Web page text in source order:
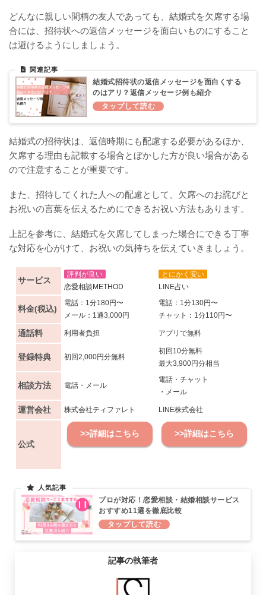
どんなに親しい間柄の友人であっても、結婚式を欠席する場
合には、招待状への返信メッセージを面白いものにすること
は避けるようにしましょう。
結婚式招待状の返信メッセージを面白くする
のはアリ？返信メッセージ例も紹介
結婚式の招待状は、返信時期にも配慮する必要があるほか、
欠席する理由も記載する場合とぼかした方が良い場合がある
ので注意することが重要です。
また、招待してくれた人への配慮として、欠席へのお詫びと
お祝いの言葉を伝えるためにできるお祝い方法もあります。
上記を参考に、結婚式を欠席してしまった場合にできる丁寧
な対応を心がけて、お祝いの気持ちを伝えていきましょう。
サービス
評判が良い
恋愛相談METHOD
とにかく安い
LINE占い
料金(税込)
電話：1分180円〜
メール：1通3,000円
電話：1分130円〜
チャット：1分110円〜
通話料 利用者負担 アプリで無料
登録特典 初回2,000円分無料
初回10分無料
最大3,900円分相当
相談方法 電話・メール
電話・チャット
・メール
運営会社 株式会社ティファレト LINE株式会社
公式
>>詳細はこちら >>詳細はこちら
プロが対応！恋愛相談・結婚相談サービス
おすすめ11選を徹底比較
記事の執筆者